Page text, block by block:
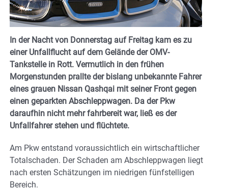
In der Nacht von Donnerstag auf Freitag kam es zu
einer Unfallflucht auf dem Gelände der OMV-
Tankstelle in Rott. Vermutlich in den frühen
Morgenstunden prallte der bislang unbekannte Fahrer
eines grauen Nissan Qashqai mit seiner Front gegen
einen geparkten Abschleppwagen. Da der Pkw
daraufhin nicht mehr fahrbereit war, ließ es der
Unfallfahrer stehen und flüchtete.
Am Pkw entstand voraussichtlich ein wirtschaftlicher
Totalschaden. Der Schaden am Abschleppwagen liegt
nach ersten Schätzungen im niedrigen fünfstelligen
Bereich.